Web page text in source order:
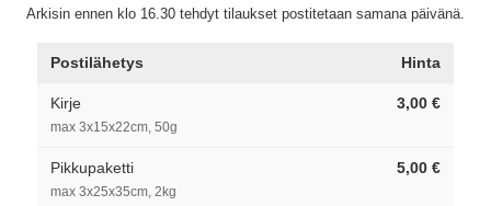
Arkisin ennen klo 16.30 tehdyt tilaukset postitetaan samana päivänä.
Postilähetys Hinta
Kirje
max 3x15x22cm, 50g
3,00 €
Pikkupaketti
max 3x25x35cm, 2kg
5,00 €